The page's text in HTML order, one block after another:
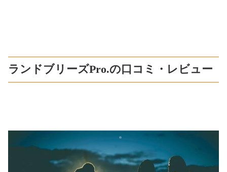
ランドブリーズPro.の口コミ・レビュー